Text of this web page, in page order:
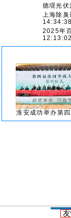
德堒光
上海除
14:34:38
2025年
12:13:02
淮安成功举办第